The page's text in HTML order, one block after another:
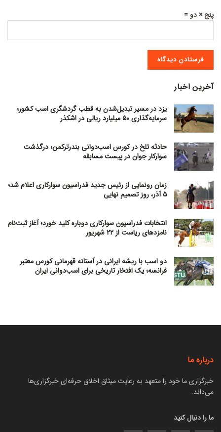
پنج × دو =
آخرین اخبار
یزد در مسیر تبدیل‌شدن به قطب گردشگری اسب کشور؛
سرمایه‌گذاری ۵۰ میلیارد ریالی در اشکذر
حادثه تلخ در کورس اسب‌دوانی بندرترکمن؛ درگذشت
سوارکار جوان در پیست مسابقه
زمان رونمایی از رئیس جدید فدراسیون سوارکاری اعلام شد؛
۵ آذر، روز تصمیم نهایی
انتخابات فدراسیون سوارکاری دوباره کلید خورد؛ آغاز ثبت‌نام
نامزدهای ریاست از ۲۲ شهریور
دو اسب با ریشه ایرانی در آستانه قهرمانی کورس معتبر
فرانسه؛ یک افتخار تاریخی برای اسب‌دوانی ایران
درباره ما
خبرگزاری ما خود را متعهد به رعایت میثاق اخلاق حرفه‌ای خبرگزاری‌ها
می‌داند.
ما را دنبال کنید